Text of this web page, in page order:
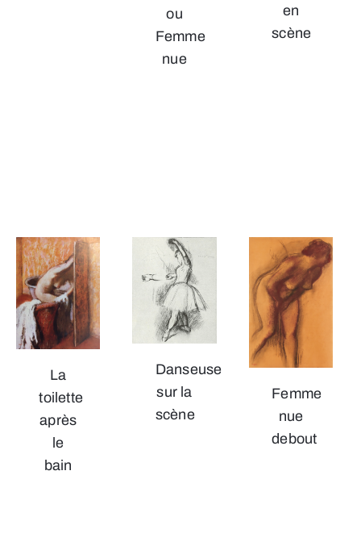
ou
Femme
nue
en
scène
La
toilette
après
le
bain
Danseuse
sur la
scène
Femme
nue
debout